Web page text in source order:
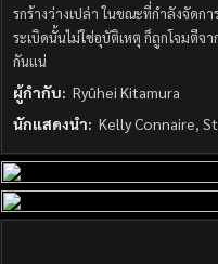
รกร้างว่างเปล่า ในขณะที่กำลังจัดก
ระเบิดนั้นไม่ใช่อุบัติเหตุ ก็ถูกโจมตีจ
กันแน่
ผู้กำกับ: Ryûhei Kitamura
นักแสดงนำ: Kelly Connaire,